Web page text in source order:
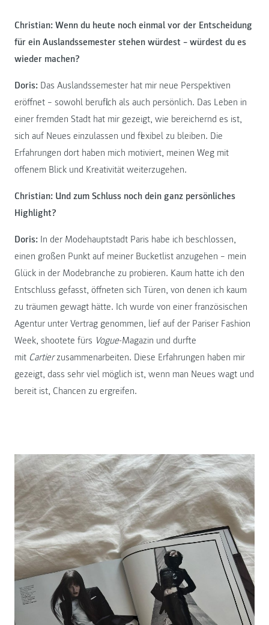
Christian: Wenn du heute noch einmal vor der Entscheidung
für ein Auslandssemester stehen würdest – würdest du es
wieder machen?
Doris: Das Auslandssemester hat mir neue Perspektiven
eröffnet – sowohl beruflich als auch persönlich. Das Leben in
einer fremden Stadt hat mir gezeigt, wie bereichernd es ist,
sich auf Neues einzulassen und flexibel zu bleiben. Die
Erfahrungen dort haben mich motiviert, meinen Weg mit
offenem Blick und Kreativität weiterzugehen.
Christian: Und zum Schluss noch dein ganz persönliches
Highlight?
Doris: In der Modehauptstadt Paris habe ich beschlossen,
einen großen Punkt auf meiner Bucketlist anzugehen – mein
Glück in der Modebranche zu probieren. Kaum hatte ich den
Entschluss gefasst, öffneten sich Türen, von denen ich kaum
zu träumen gewagt hätte. Ich wurde von einer französischen
Agentur unter Vertrag genommen, lief auf der Pariser Fashion
Week, shootete fürs Vogue-Magazin und durfte
mit Cartierzusammenarbeiten. Diese Erfahrungen haben mir
gezeigt, dass sehr viel möglich ist, wenn man Neues wagt und
bereit ist, Chancen zu ergreifen.